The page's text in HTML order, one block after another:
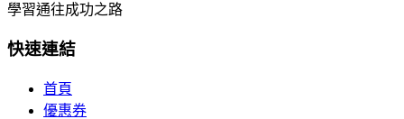
學習通往成功之路
快速連結
首頁
優惠券